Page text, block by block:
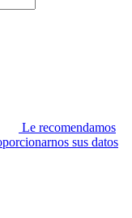
Le recomendamos
sus datos